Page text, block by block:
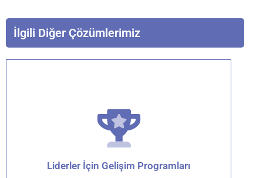
İlgili Diğer Çözümlerimiz
Liderler İçin Gelişim Programları